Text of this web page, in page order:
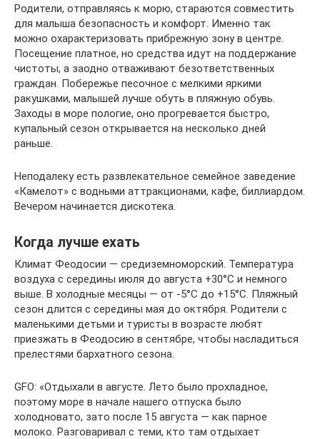
Родители, отправляясь к морю, стараются совместить
для малыша безопасность и комфорт. Именно так
можно охарактеризовать прибрежную зону в центре.
Посещение платное, но средства идут на поддержание
чистоты, а заодно отваживают безответственных
граждан. Побережье песочное с мелкими яркими
ракушками, малышей лучше обуть в пляжную обувь.
Заходы в море пологие, оно прогревается быстро,
купальный сезон открывается на несколько дней
раньше.
Неподалеку есть развлекательное семейное заведение
«Камелот» с водными аттракционами, кафе, биллиардом.
Вечером начинается дискотека.
Когда лучше ехать
Климат Феодосии — средиземноморский. Температура
воздуха с середины июля до августа +30°С и немного
выше. В холодные месяцы — от -5°С до +15°С. Пляжный
сезон длится с середины мая до октября. Родители с
маленькими детьми и туристы в возрасте любят
приезжать в Феодосию в сентябре, чтобы насладиться
прелестями бархатного сезона.
GFO: «Отдыхали в августе. Лето было прохладное,
поэтому море в начале нашего отпуска было
холодновато, зато после 15 августа — как парное
молоко. Разговаривал с теми, кто там отдыхает